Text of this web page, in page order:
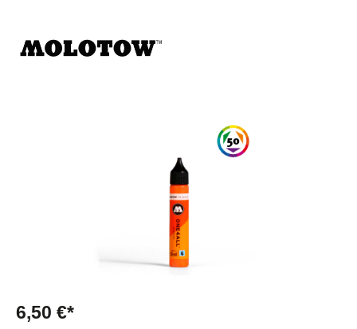
6,50 €*